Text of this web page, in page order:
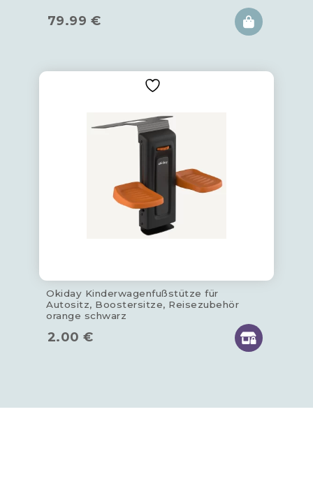
79.99 €
Okiday Kinderwagenfußstütze für
Autositz, Boostersitze, Reisezubehör
orange schwarz
2.00 €